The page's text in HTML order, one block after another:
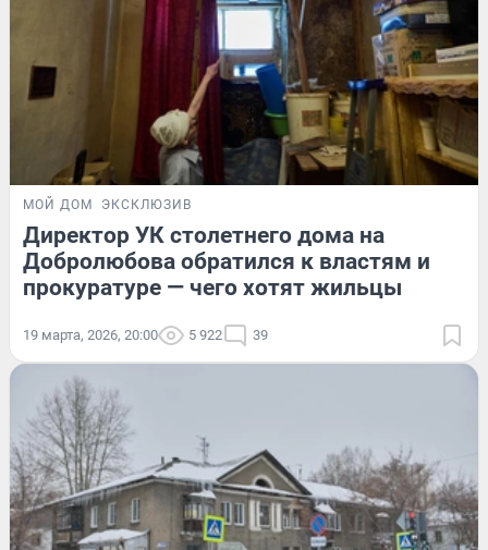
МОЙ ДОМ ЭКСКЛЮЗИВ
Директор УК столетнего дома на
Добролюбова обратился к властям и
прокуратуре — чего хотят жильцы
19 марта, 2026, 20:00 5 922 39